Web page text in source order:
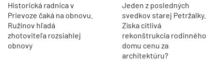
Historická radnica v
Prievoze čaká na obnovu.
Ružinov hľadá
zhotoviteľa rozsiahlej
obnovy
Jeden z posledných
svedkov starej Petržalky.
Získa citlivá
rekonštrukcia rodinného
domu cenu za
architektúru?